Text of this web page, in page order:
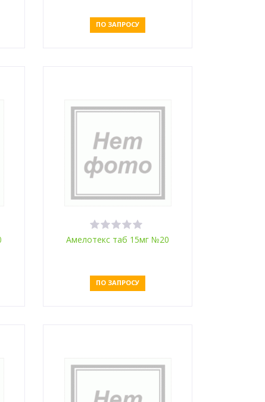
ПО ЗАПРОСУ
Амелотекс таб 15мг №20
ПО ЗАПРОСУ